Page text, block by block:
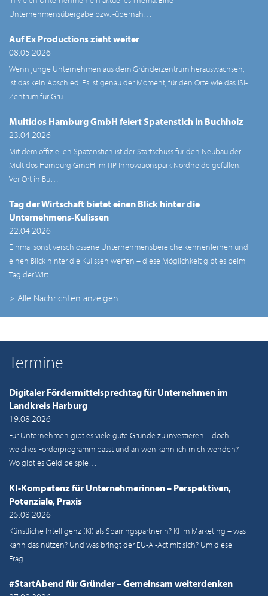
Unternehmensübergabe bzw. -übernah…
Auf Ex Productions zieht weiter
08.05.2026
Wenn junge Unternehmen aus dem Gründerzentrum herauswachsen,
ist das kein Abschied. Es ist genau der Moment, für den Orte wie das ISI-
Zentrum für Grü…
Multidos Hamburg GmbH feiert Spatenstich in Buchholz
23.04.2026
Mit dem offiziellen Spatenstich ist der Startschuss für den Neubau der
Multidos Hamburg GmbH im TIP Innovationspark Nordheide gefallen.
Vor Ort in Bu…
Tag der Wirtschaft bietet einen Blick hinter die
Unternehmens-Kulissen
22.04.2026
Einmal sonst verschlossene Unternehmensbereiche kennenlernen und
einen Blick hinter die Kulissen werfen – diese Möglichkeit gibt es beim
Tag der Wirt…
> Alle Nachrichten anzeigen
Termine
Digitaler Fördermittelsprechtag für Unternehmen im
Landkreis Harburg
19.08.2026
Für Unternehmen gibt es viele gute Gründe zu investieren – doch
welches Förderprogramm passt und an wen kann ich mich wenden?
Wo gibt es Geld beispie…
KI-Kompetenz für Unternehmerinnen – Perspektiven,
Potenziale, Praxis
25.08.2026
Künstliche Intelligenz (KI) als Sparringspartnerin? KI im Marketing – was
kann das nützen? Und was bringt der EU-AI-Act mit sich? Um diese
Frag…
#StartAbend für Gründer – Gemeinsam weiterdenken